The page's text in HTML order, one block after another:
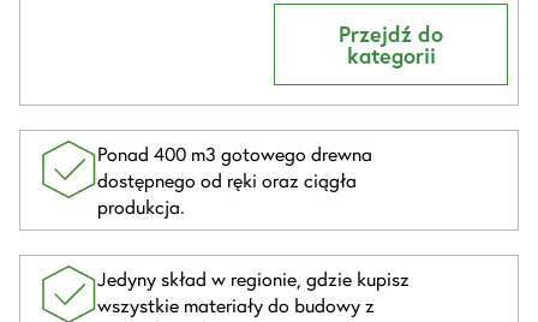
Przejdź do
kategorii
Ponad 400 m3 gotowego drewna
dostępnego od ręki oraz ciągła
produkcja.
Jedyny skład w regionie, gdzie kupisz
wszystkie materiały do budowy z